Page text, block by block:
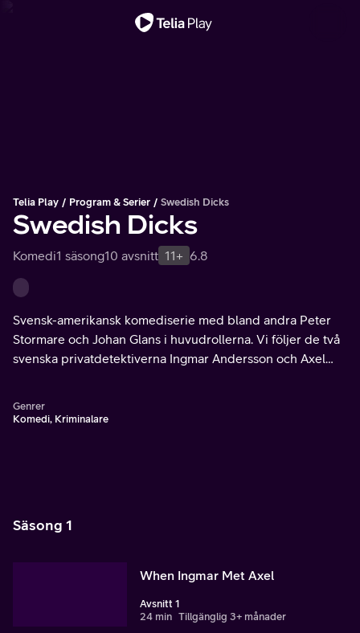
Telia Play Program & Serier Swedish Dicks
Swedish Dicks
Komedi1 säsong10 avsnitt 11+ 6.8
Svensk-amerikansk komediserie med bland andra Peter
Stormare och Johan Glans i huvudrollerna. Vi följer de två
svenska privatdetektiverna Ingmar Andersson och Axel
Genrer
Komedi, Kriminalare
Säsong 1
When Ingmar Met Axel
Avsnitt 1
24 min Tillgänglig 3+ månader